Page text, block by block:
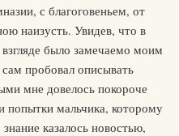
с благоговеньем, от
наизусть. Увидев, что в
было замечаемо моим
пробовал описывать
мне довелось покороче
попытки мальчика, которому
казалось новостью,